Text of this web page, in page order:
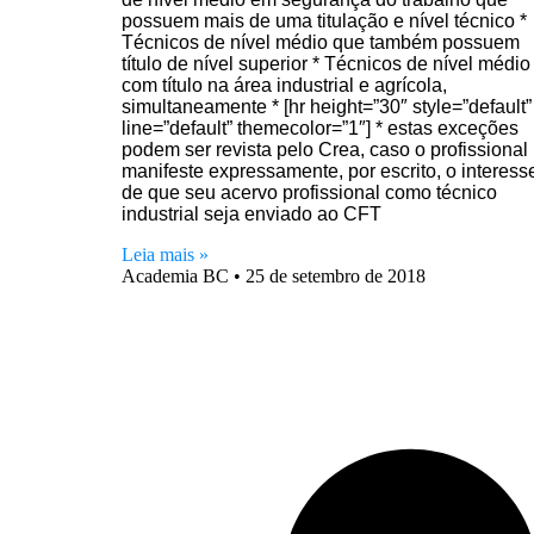
possuem mais de uma titulação e nível técnico *
Técnicos de nível médio que também possuem
título de nível superior * Técnicos de nível médio
com título na área industrial e agrícola,
simultaneamente * [hr height=”30″ style=”default”
line=”default” themecolor=”1″] * estas exceções
podem ser revista pelo Crea, caso o profissional
manifeste expressamente, por escrito, o
de que seu acervo profissional como técnico
industrial seja enviado ao CFT
Leia mais »
Academia BC
25 de setembro de 2018